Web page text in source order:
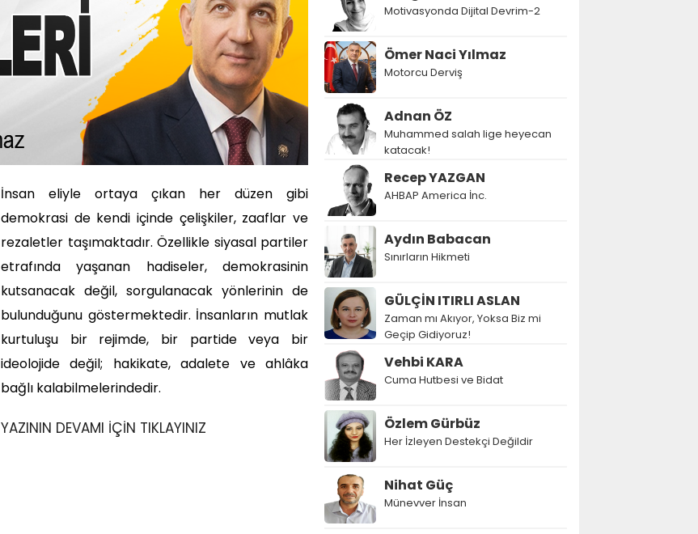
İnsan eliyle ortaya çıkan her düzen gibi
demokrasi de kendi içinde çelişkiler, zaaflar ve
rezaletler taşımaktadır. Özellikle siyasal partiler
etrafında yaşanan hadiseler, demokrasinin
kutsanacak değil, sorgulanacak yönlerinin de
bulunduğunu göstermektedir. İnsanların mutlak
kurtuluşu bir rejimde, bir partide veya bir
ideolojide değil; hakikate, adalete ve ahlâka
bağlı kalabilmelerindedir.
YAZININ DEVAMI İÇİN TIKLAYINIZ
Motivasyonda Dijital Devrim-2
Ömer Naci Yılmaz
Motorcu Derviş
Adnan ÖZ
Muhammed salah lige heyecan
katacak!
Recep YAZGAN
AHBAP America İnc.
Aydın Babacan
Sınırların Hikmeti
GÜLÇİN ITIRLI ASLAN
Zaman mı Akıyor, Yoksa Biz mi
Geçip Gidiyoruz!
Vehbi KARA
Cuma Hutbesi ve Bidat
Özlem Gürbüz
Her İzleyen Destekçi Değildir
Nihat Güç
Münevver İnsan